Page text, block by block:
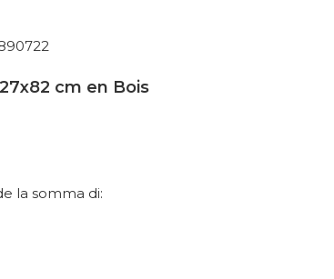
cm en Bois
la somma di: